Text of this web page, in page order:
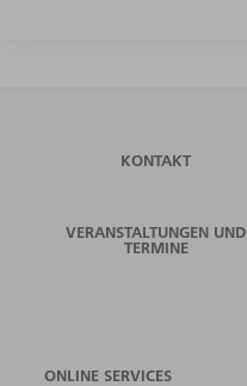
KONTAKT
VERANSTALTUNGEN UND
TERMINE
ONLINE SERVICES